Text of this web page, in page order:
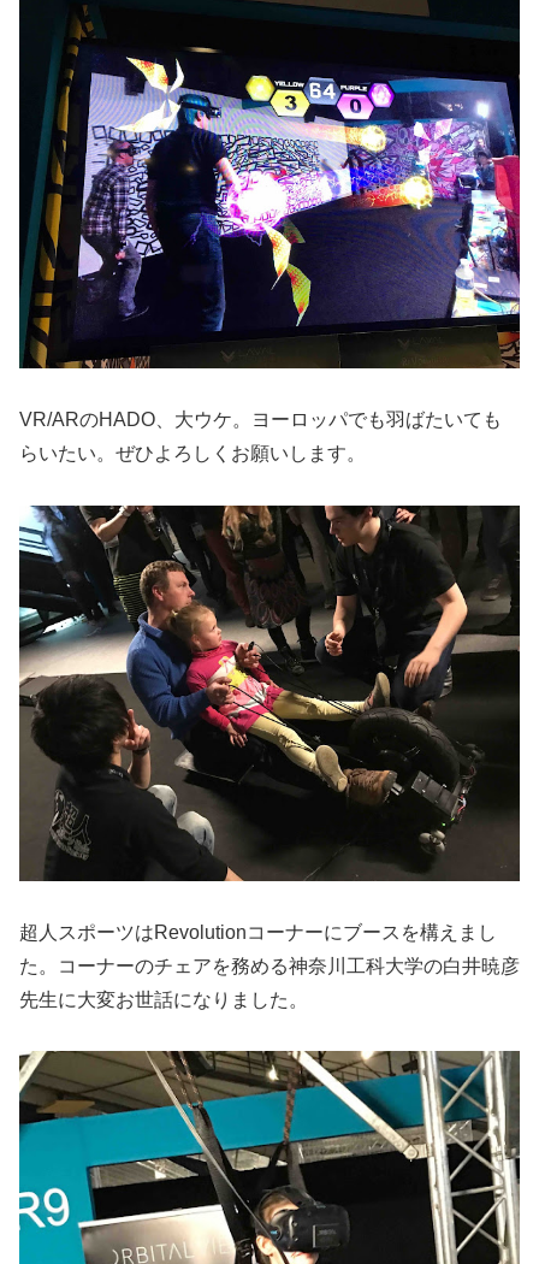
VR/ARのHADO、大ウケ。ヨーロッパでも羽ばたいても
らいたい。ぜひよろしくお願いします。
超人スポーツはRevolutionコーナーにブースを構えまし
た。コーナーのチェアを務める神奈川工科大学の白井暁彦
先生に大変お世話になりました。